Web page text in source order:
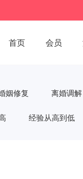
首页 会员
姻修复 离婚调解
经验从高到低